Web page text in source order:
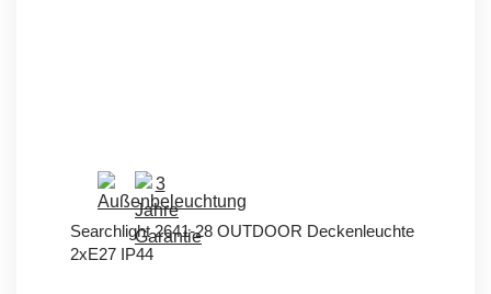
Searchlight 2641-28 OUTDOOR Deckenleuchte
2xE27 IP44